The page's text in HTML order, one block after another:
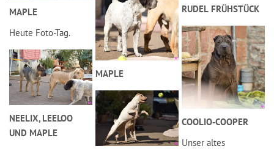
MAPLE
Heute Foto-Tag.
NEELIX, LEELOO
UND MAPLE
MAPLE
RUDEL FRÜHSTÜCK
COOLIO-COOPER
Unser altes